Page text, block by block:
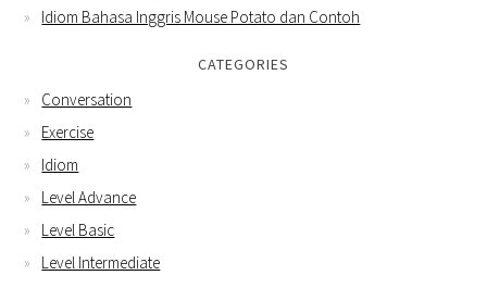
Idiom Bahasa Inggris Mouse Potato dan Contoh
CATEGORIES
Conversation
Exercise
Idiom
Level Advance
Level Basic
Level Intermediate